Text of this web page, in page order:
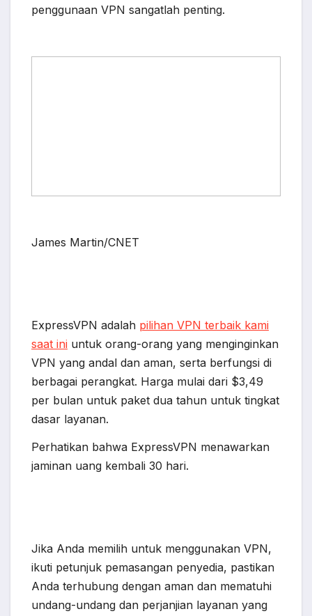
penggunaan VPN sangatlah penting.
James Martin/CNET
ExpressVPN adalah pilihan VPN terbaik kami
saat ini untuk orang-orang yang menginginkan
VPN yang andal dan aman, serta berfungsi di
berbagai perangkat. Harga mulai dari $3,49
per bulan untuk paket dua tahun untuk tingkat
dasar layanan.
Perhatikan bahwa ExpressVPN menawarkan
jaminan uang kembali 30 hari.
Jika Anda memilih untuk menggunakan VPN,
ikuti petunjuk pemasangan penyedia, pastikan
Anda terhubung dengan aman dan mematuhi
undang-undang dan perjanjian layanan yang